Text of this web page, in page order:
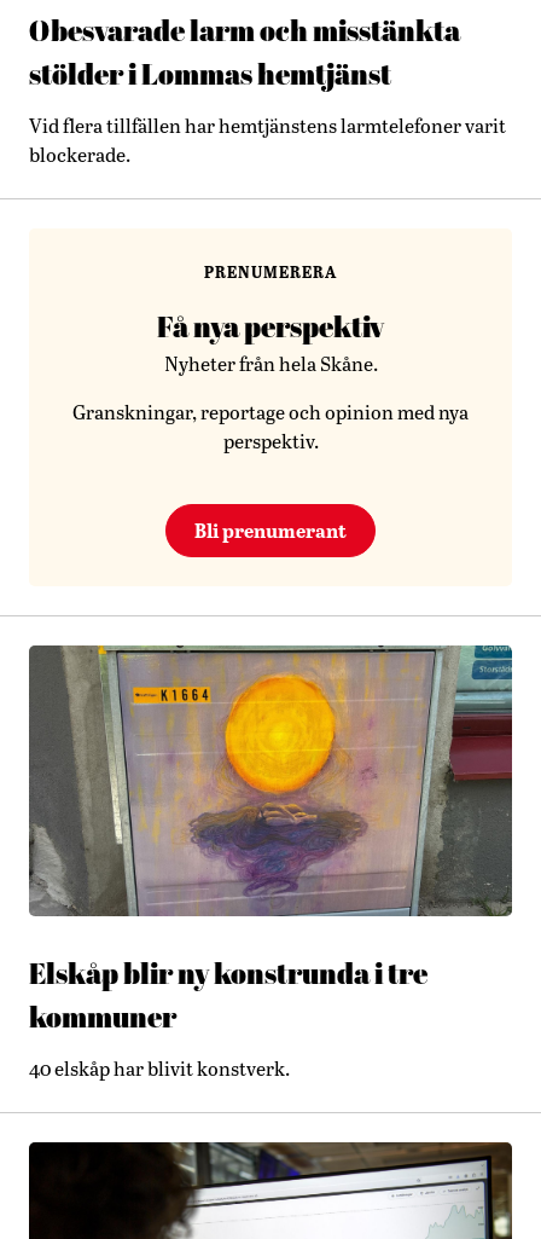
Obesvarade larm och misstänkta
stölder i Lommas hemtjänst
Vid flera tillfällen har hemtjänstens larmtelefoner varit
blockerade.
PRENUMERERA
Få nya perspektiv
Nyheter från hela Skåne.
Granskningar, reportage och opinion med nya
perspektiv.
Bli prenumerant
Elskåp blir ny konstrunda i tre
kommuner
40 elskåp har blivit konstverk.